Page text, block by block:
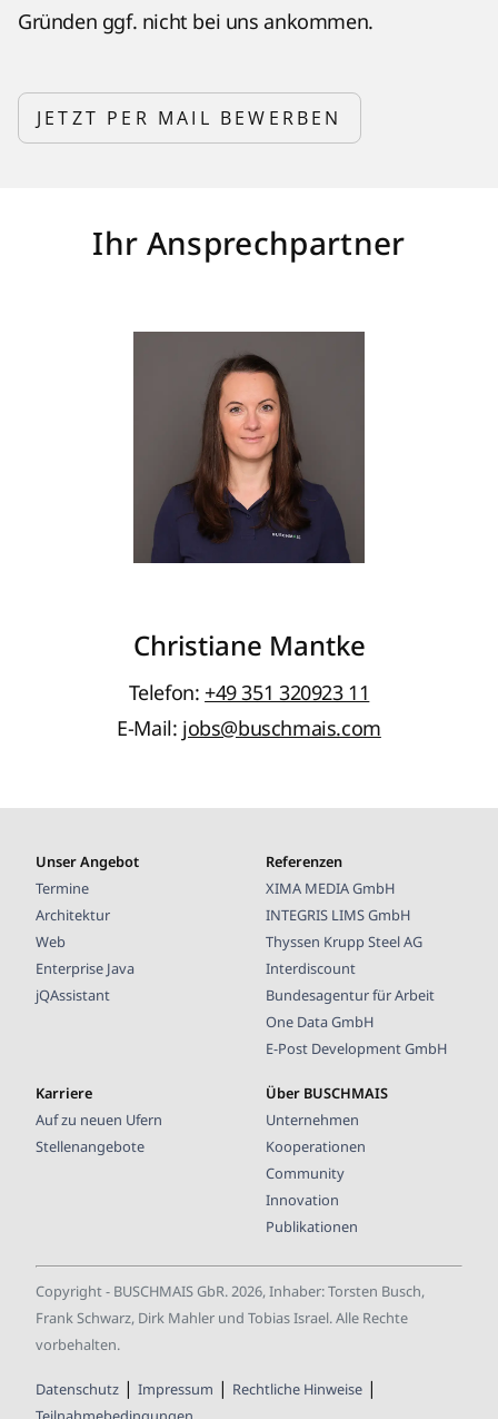
Gründen ggf. nicht bei uns ankommen.
JETZT PER MAIL BEWERBEN
Ihr Ansprechpartner
Christiane Mantke
Telefon: +49 351 320923 11
E-Mail: jobs@buschmais.com
Unser Angebot
Termine
Architektur
Web
Enterprise Java
jQAssistant
Referenzen
XIMA MEDIA GmbH
INTEGRIS LIMS GmbH
Thyssen Krupp Steel AG
Interdiscount
Bundesagentur für Arbeit
One Data GmbH
E-Post Development GmbH
Karriere
Auf zu neuen Ufern
Stellenangebote
Über BUSCHMAIS
Unternehmen
Kooperationen
Community
Innovation
Publikationen
Copyright - BUSCHMAIS GbR.2026, Inhaber: Torsten Busch,
Frank Schwarz, Dirk Mahler und Tobias Israel. Alle Rechte
vorbehalten.
Datenschutz | Impressum | Rechtliche Hinweise |